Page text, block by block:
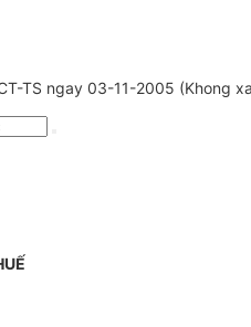
TS ngay 03-11-2005 (Khong